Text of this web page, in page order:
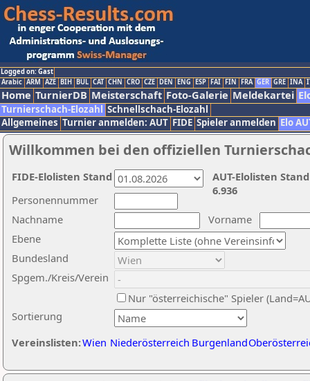
Logged on: Gast
Arabic ARM AZE BIH BUL CAT CHN CRO CZE DEN ENG ESP FAI FIN FRA GER GRE INA
Home TurnierDB Meisterschaft Foto-Galerie Meldekartei
Turnierschach-Elozahl Schnellschach-Elozahl
Allgemeines Turnier anmelden: AUT FIDE Spieler anmelden Elo
Willkommen bei den offiziellen
Nachname
Vorname
Ebene
Sortierung
Personennummer
Bundesland
Spgem./Kreis/Verein
Nur "österreichische" Spieler
Vereinslisten:Wien Niederösterreich Burgenland
AUT-Elolisten
6.936
FIDE-Elolisten Stand